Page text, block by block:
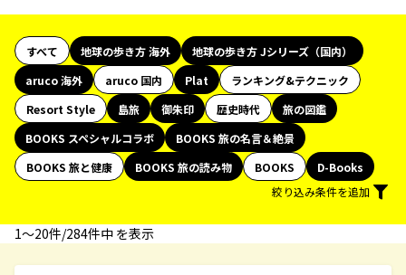
すべて 地球の歩き方 海外
地球の歩き方 Jシリーズ（国内）
aruco 海外
aruco 国内 Plat
ランキング&テクニック
Resort Style
島旅 御朱印 歴史時代
旅の図鑑
BOOKS スペシャルコラボ
BOOKS 旅の名言＆絶景
BOOKS 旅と健康
BOOKS 旅の読み物 BOOKS
D-Books
絞り込み条件を追加
1〜20件/284件中 を表示